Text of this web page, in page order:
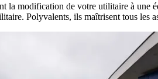
modification de votre utilitaire à une
Polyvalents, ils maîtrisent tous les